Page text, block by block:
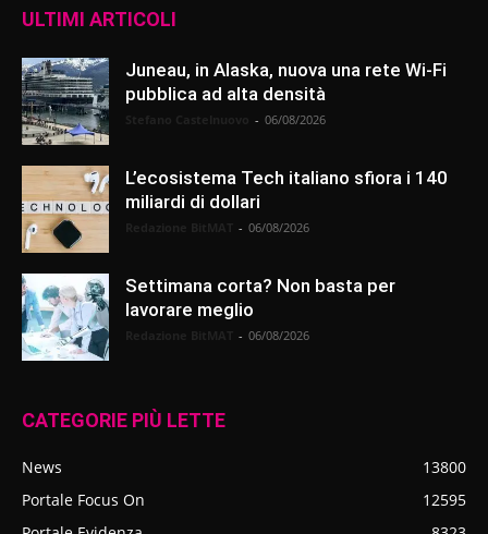
ULTIMI ARTICOLI
Juneau, in Alaska, nuova una rete Wi-Fi
pubblica ad alta densità
- 06/08/2026
L’ecosistema Tech italiano sfiora i 140
miliardi di dollari
- 06/08/2026
Settimana corta? Non basta per
lavorare meglio
- 06/08/2026
CATEGORIE PIÙ LETTE
News
13800
Portale Focus On
12595